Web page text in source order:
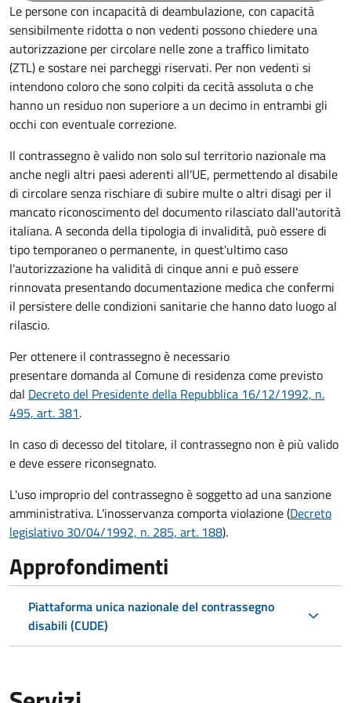
Le persone con incapacità di deambulazione, con capacità
sensibilmente ridotta o non vedenti possono chiedere una
autorizzazione per circolare nelle zone a traffico limitato
(ZTL) e sostare nei parcheggi riservati. Per non vedenti si
intendono coloro che sono colpiti da cecità assoluta o che
hanno un residuo non superiore a un decimo in entrambi gli
occhi con eventuale correzione.
Il contrassegno è valido non solo sul territorio nazionale ma
anche negli altri paesi aderenti all'UE, permettendo al disabile
di circolare senza rischiare di subire multe o altri disagi per il
mancato riconoscimento del documento rilasciato dall'autorità
italiana. A seconda della tipologia di invalidità, può essere di
tipo temporaneo o permanente, in quest'ultimo caso
l'autorizzazione ha validità di cinque anni e può essere
rinnovata presentando documentazione medica che confermi
il persistere delle condizioni sanitarie che hanno dato luogo al
rilascio.
Per ottenere il contrassegno è necessario
presentare domanda al Comune di residenza come previsto
dal Decreto del Presidente della Repubblica 16/12/1992, n.
495, art. 381.
In caso di decesso del titolare, il contrassegno non è più valido
e deve essere riconsegnato.
L'uso improprio del contrassegno è soggetto ad una sanzione
amministrativa. L'inosservanza comporta violazione (Decreto
legislativo 30/04/1992, n. 285, art. 188).
Approfondimenti
Piattaforma unica nazionale del contrassegno
disabili (CUDE)